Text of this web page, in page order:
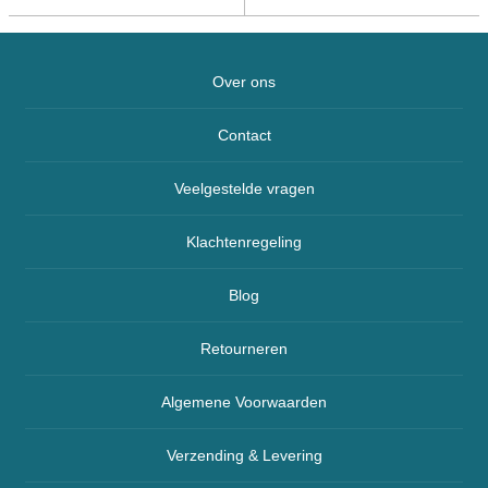
Over ons
Contact
Veelgestelde vragen
Klachtenregeling
Blog
Retourneren
Algemene Voorwaarden
Verzending & Levering